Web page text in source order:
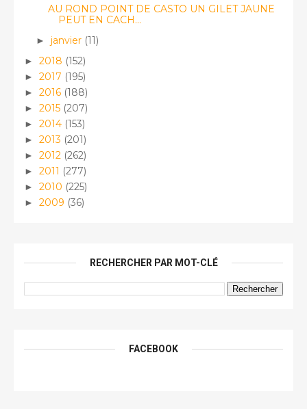
AU ROND POINT DE CASTO UN GILET JAUNE
PEUT EN CACH...
► janvier (11)
► 2018 (152)
► 2017 (195)
► 2016 (188)
► 2015 (207)
► 2014 (153)
► 2013 (201)
► 2012 (262)
► 2011 (277)
► 2010 (225)
► 2009 (36)
RECHERCHER PAR MOT-CLÉ
FACEBOOK